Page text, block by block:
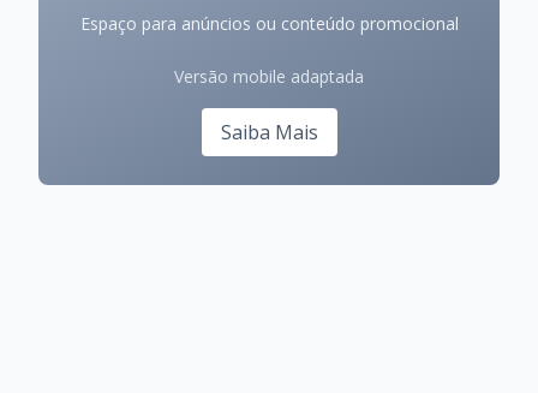
Espaço para anúncios ou conteúdo promocional
Versão mobile adaptada
Saiba Mais